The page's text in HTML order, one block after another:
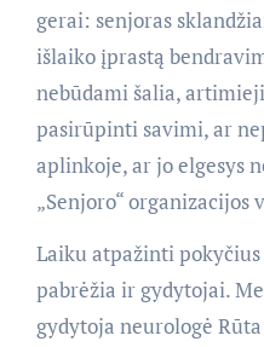
gerai: senjoras
išlaiko įprastą
nebūdami šalia,
pasirūpinti savimi, ar
aplinkoje, ar jo elgesys
„Senjoro“ organizacijos
Laiku atpažinti
pabrėžia ir gydytojai.
gydytoja neurologė